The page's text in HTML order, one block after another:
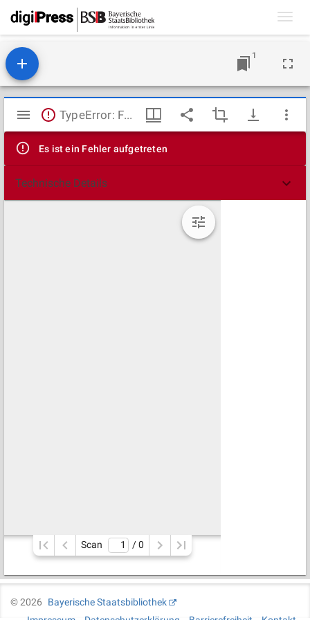
1
Mirador
Viewer
TypeError: Failed to fetch
Es ist ein Fehler aufgetreten
Technische Details
Scan / 0
©2026
Bayerische Staatsbibliothek